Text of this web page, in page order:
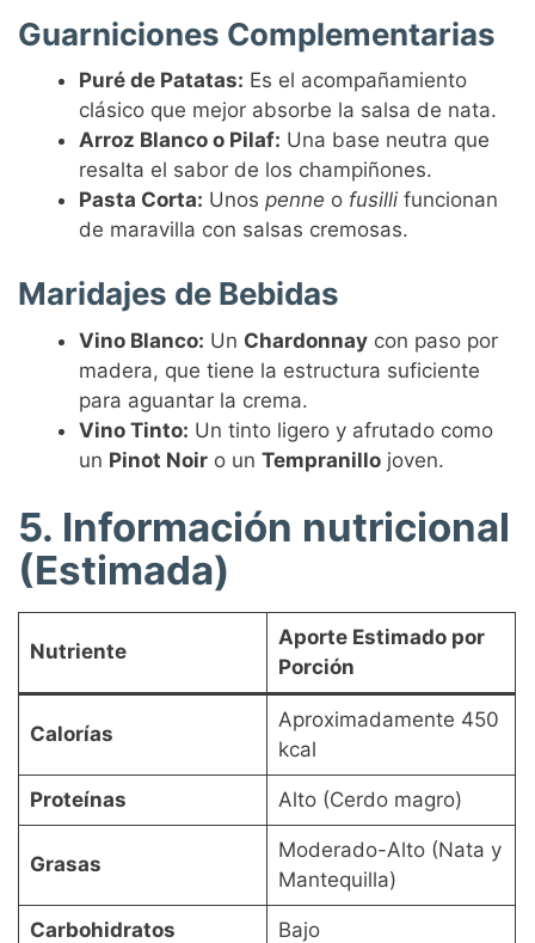
Guarniciones Complementarias
Puré de Patatas: Es el acompañamiento
clásico que mejor absorbe la salsa de nata.
Arroz Blanco o Pilaf: Una base neutra que
resalta el sabor de los champiñones.
Pasta Corta: Unospenne o fusilli funcionan
de maravilla con salsas cremosas.
Maridajes de Bebidas
Vino Blanco: Un Chardonnay con paso por
madera, que tiene la estructura suficiente
para aguantar la crema.
Vino Tinto: Un tinto ligero y afrutado como
un Pinot Noir o unTempranillo joven.
5. Información nutricional
(Estimada)
Nutriente
Aporte Estimado por
Porción
Calorías
Aproximadamente 450
kcal
Proteínas Alto (Cerdo magro)
Grasas
Moderado-Alto (Nata y
Mantequilla)
Carbohidratos Bajo